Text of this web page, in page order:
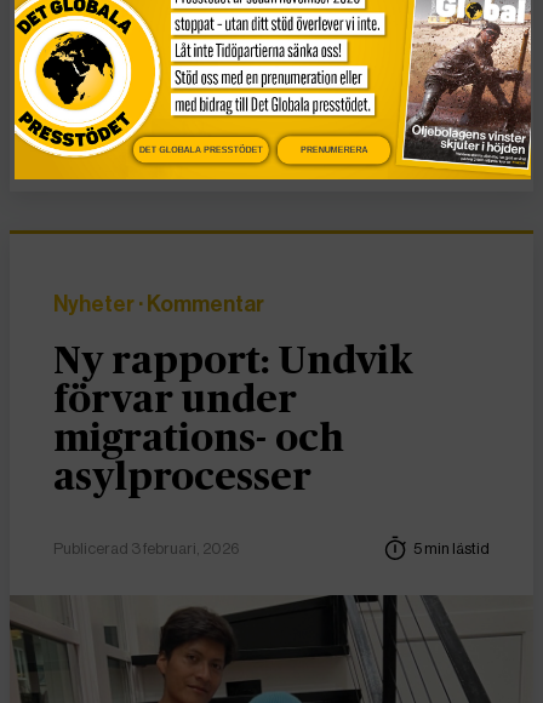
KATEGORI
Nyheter
TAGGAR
migration Rwanda
Storbritannien
Nyheter· Kommentar
Ny rapport: Undvik
förvar under
migrations- och
asylprocesser
Publicerad 3 februari, 2026 5 min lästid
DET GLOBALA PRESSTÖDET PRENUMERERA